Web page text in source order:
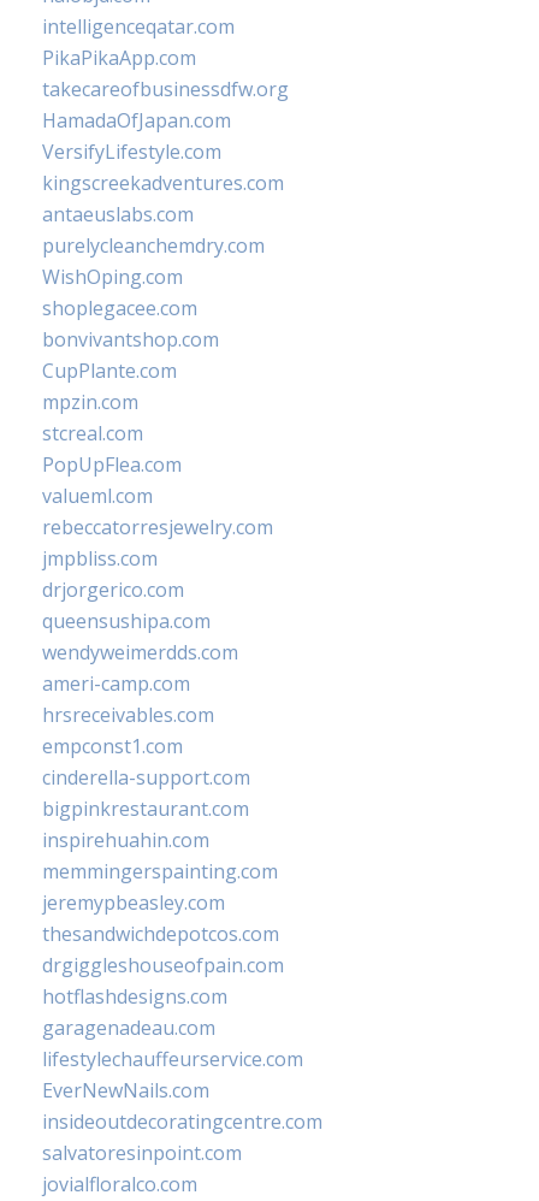
intelligenceqatar.com
PikaPikaApp.com
takecareofbusinessdfw.org
HamadaOfJapan.com
VersifyLifestyle.com
kingscreekadventures.com
antaeuslabs.com
purelycleanchemdry.com
WishOping.com
shoplegacee.com
bonvivantshop.com
CupPlante.com
mpzin.com
stcreal.com
PopUpFlea.com
valueml.com
rebeccatorresjewelry.com
jmpbliss.com
drjorgerico.com
queensushipa.com
wendyweimerdds.com
ameri-camp.com
hrsreceivables.com
empconst1.com
cinderella-support.com
bigpinkrestaurant.com
inspirehuahin.com
memmingerspainting.com
jeremypbeasley.com
thesandwichdepotcos.com
drgiggleshouseofpain.com
hotflashdesigns.com
garagenadeau.com
lifestylechauffeurservice.com
EverNewNails.com
insideoutdecoratingcentre.com
salvatoresinpoint.com
jovialfloralco.com